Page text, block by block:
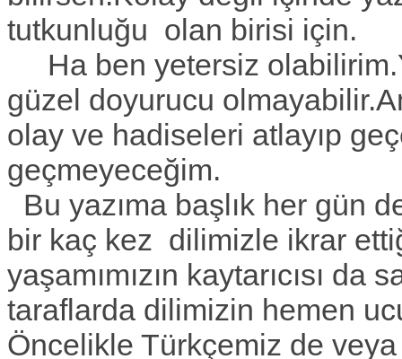
tutkunluğu olan birisi için.
Ha ben yetersiz
güzel doyurucu
olay ve hadiseleri atlayıp
geçmeyeceğim.
Bu yazıma başlık her gün
bir kaç kez dilimizle ikrar
yaşamımızın kaytarıcısı
taraflarda dilimizin hemen
Öncelikle Türkçemiz de